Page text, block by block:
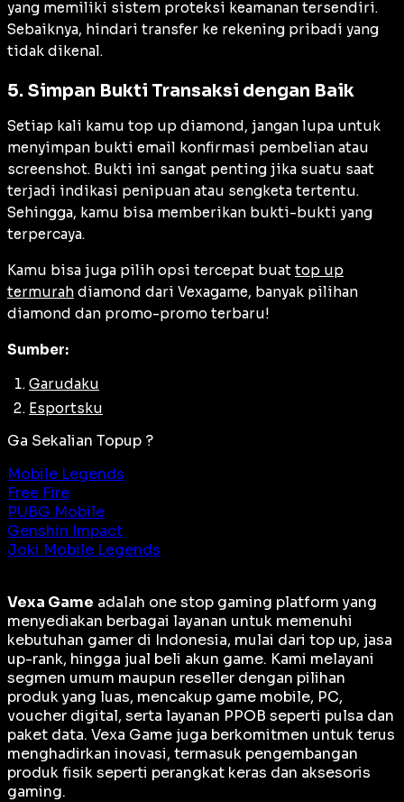
yang memiliki sistem proteksi keamanan tersendiri.
Sebaiknya, hindari transfer ke rekening pribadi yang
tidak dikenal.
5. Simpan Bukti Transaksi dengan Baik
Setiap kali kamu top up diamond, jangan lupa untuk
menyimpan bukti email konfirmasi pembelian atau
screenshot. Bukti ini sangat penting jika suatu saat
terjadi indikasi penipuan atau sengketa tertentu.
Sehingga, kamu bisa memberikan bukti-bukti yang
terpercaya.
Kamu bisa juga pilih opsi tercepat buat top up
termurah diamond dari Vexagame, banyak pilihan
diamond dan promo-promo terbaru!
Sumber:
Garudaku
Esportsku
Ga Sekalian Topup ?
Mobile Legends
Free Fire
PUBG Mobile
Genshin Impact
Joki Mobile Legends
Vexa Game adalah one stop gaming platform yang
menyediakan berbagai layanan untuk memenuhi
kebutuhan gamer di Indonesia, mulai dari top up, jasa
up-rank, hingga jual beli akun game. Kami melayani
segmen umum maupun reseller dengan pilihan
produk yang luas, mencakup game mobile, PC,
voucher digital, serta layanan PPOB seperti pulsa dan
paket data. Vexa Game juga berkomitmen untuk terus
menghadirkan inovasi, termasuk pengembangan
produk fisik seperti perangkat keras dan aksesoris
gaming.